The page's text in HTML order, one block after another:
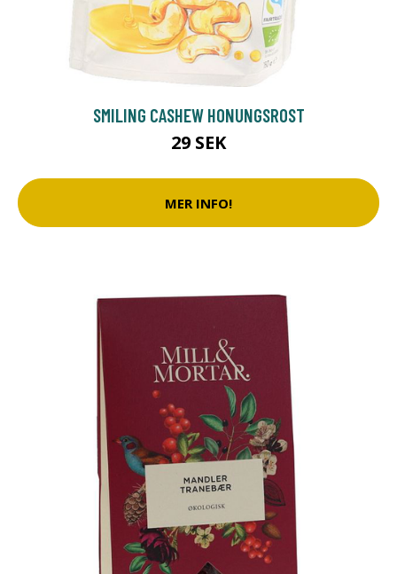
SMILING CASHEW HONUNGSROST
29 SEK
MER INFO!